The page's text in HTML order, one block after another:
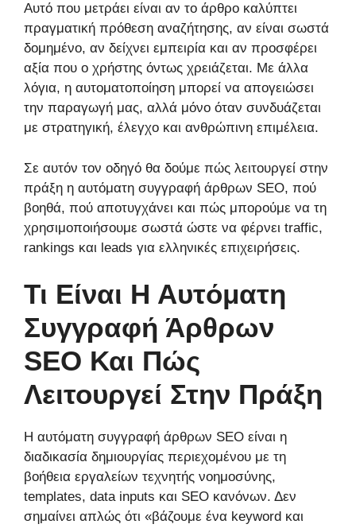
Αυτό που μετράει είναι αν το άρθρο καλύπτει
πραγματική πρόθεση αναζήτησης, αν είναι σωστά
δομημένο, αν δείχνει εμπειρία και αν προσφέρει
αξία που ο χρήστης όντως χρειάζεται. Με άλλα
λόγια, η αυτοματοποίηση μπορεί να απογειώσει
την παραγωγή μας, αλλά μόνο όταν συνδυάζεται
με στρατηγική, έλεγχο και ανθρώπινη επιμέλεια.
Σε αυτόν τον οδηγό θα δούμε πώς λειτουργεί στην
πράξη η αυτόματη συγγραφή άρθρων SEO, πού
βοηθά, πού αποτυγχάνει και πώς μπορούμε να τη
χρησιμοποιήσουμε σωστά ώστε να φέρνει traffic,
rankings και leads για ελληνικές επιχειρήσεις.
Τι Είναι Η Αυτόματη
Συγγραφή Άρθρων
SEO Και Πώς
Λειτουργεί Στην Πράξη
Η αυτόματη συγγραφή άρθρων SEO είναι η
διαδικασία δημιουργίας περιεχομένου με τη
βοήθεια εργαλείων τεχνητής νοημοσύνης,
templates, data inputs και SEO κανόνων. Δεν
σημαίνει απλώς ότι «βάζουμε ένα keyword και